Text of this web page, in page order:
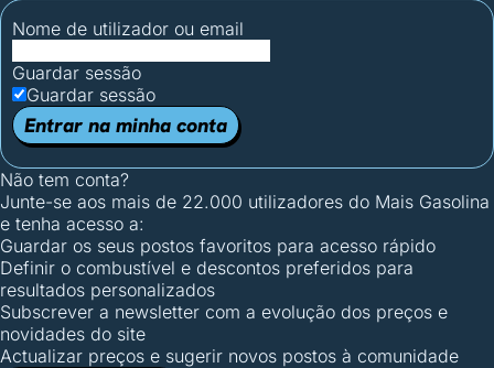
Nome de utilizador ou email
Guardar sessão
Guardar sessão
Entrar na minha conta
Não tem conta?
Junte-se aos mais de 22.000 utilizadores do Mais Gasolina
e tenha acesso a:
Guardar os seus postos favoritos para acesso rápido
Definir o combustível e descontos preferidos para
resultados personalizados
Subscrever a newsletter com a evolução dos preços e
novidades do site
Actualizar preços e sugerir novos postos à comunidade